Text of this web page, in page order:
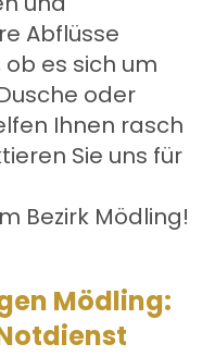
Abflüsse
es sich um
oder
Ihnen rasch
Sie uns für
Bezirk Mödling!
Mödling: